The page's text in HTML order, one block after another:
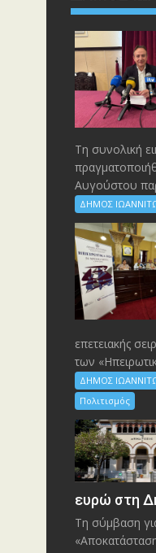
Τη συνολική
Αυγούστου
ΔΗΜΟΣ
επετειακής
των
ΔΗΜΟΣ
Πολιτισμός
ευρώ στη
Τη σύμβαση